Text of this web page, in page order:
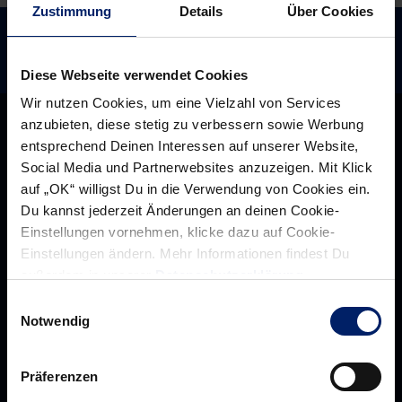
Zustimmung Details Über Cookies
Diese Webseite verwendet Cookies
Wir nutzen Cookies, um eine Vielzahl von Services
anzubieten, diese stetig zu verbessern sowie Werbung
entsprechend Deinen Interessen auf unserer Website,
Social Media und Partnerwebsites anzuzeigen. Mit Klick
auf „OK“ willigst Du in die Verwendung von Cookies ein.
Du kannst jederzeit Änderungen an deinen Cookie-
Einstellungen vornehmen, klicke dazu auf Cookie-
Einstellungen ändern. Mehr Informationen findest Du
Notwendig
Präferenzen